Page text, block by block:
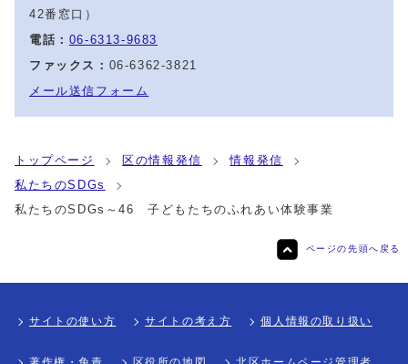
42番窓口）
電話： 06-6313-9683
ファックス： 06-6362-3821
メール送信フォーム
トップページ 区の情報発信
情報発信
私たちのSDGs
私たちのSDGs～46 子どもたちのふれあい体験事業
ページの先頭へ戻る
サイトの使い方 サイトの考え方 個人情報の取り扱い